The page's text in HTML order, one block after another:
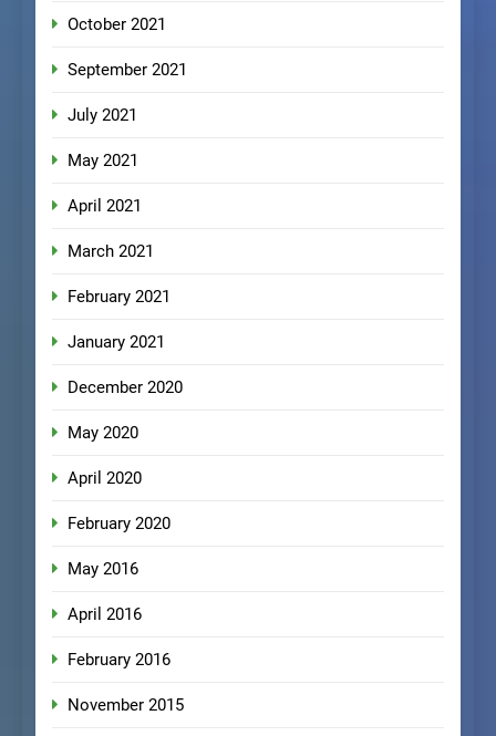
October 2021
September 2021
July 2021
May 2021
April 2021
March 2021
February 2021
January 2021
December 2020
May 2020
April 2020
February 2020
May 2016
April 2016
February 2016
November 2015